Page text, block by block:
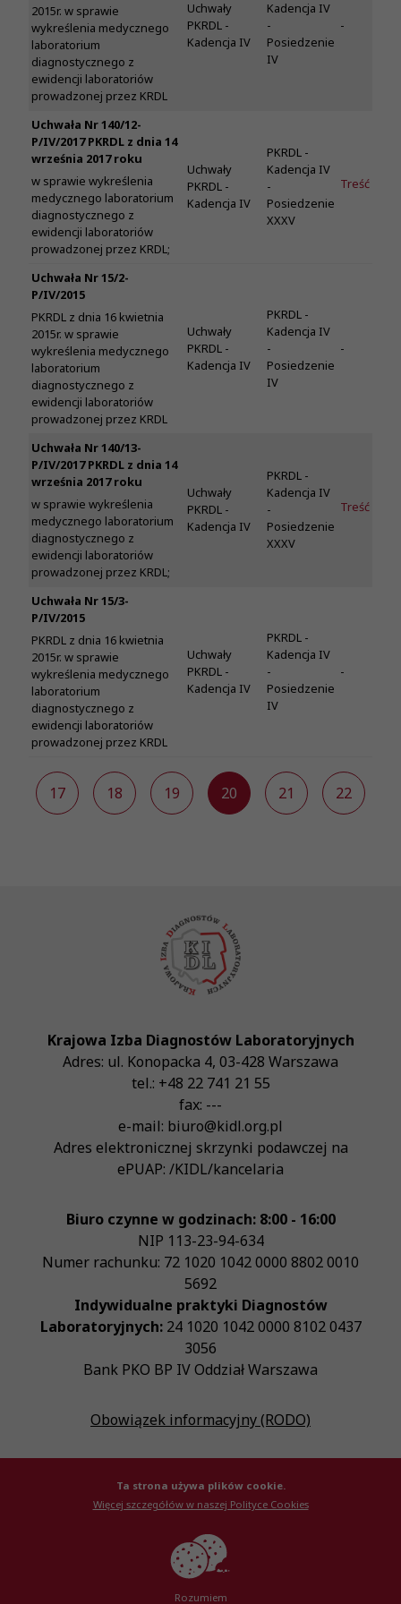
2015r. w sprawie
wykreślenia medycznego
laboratorium
diagnostycznego z
ewidencji laboratoriów
prowadzonej przez KRDL
Uchwały
PKRDL -
Kadencja IV
Kadencja IV
-
Posiedzenie
IV
-
Uchwała Nr 140/12-
P/IV/2017 PKRDL z dnia 14
września 2017 roku
w sprawie wykreślenia
medycznego laboratorium
diagnostycznego z
ewidencji laboratoriów
prowadzonej przez KRDL;
Uchwały
PKRDL -
Kadencja IV
PKRDL -
Kadencja IV
-
Posiedzenie
XXXV
Treść
Uchwała Nr 15/2-
P/IV/2015
PKRDL z dnia 16 kwietnia
2015r. w sprawie
wykreślenia medycznego
laboratorium
diagnostycznego z
ewidencji laboratoriów
prowadzonej przez KRDL
Uchwały
PKRDL -
Kadencja IV
PKRDL -
Kadencja IV
-
Posiedzenie
IV
-
Uchwała Nr 140/13-
P/IV/2017 PKRDL z dnia 14
września 2017 roku
w sprawie wykreślenia
medycznego laboratorium
diagnostycznego z
ewidencji laboratoriów
prowadzonej przez KRDL;
Uchwały
PKRDL -
Kadencja IV
PKRDL -
Kadencja IV
-
Posiedzenie
XXXV
Treść
Uchwała Nr 15/3-
P/IV/2015
PKRDL z dnia 16 kwietnia
2015r. w sprawie
wykreślenia medycznego
laboratorium
diagnostycznego z
ewidencji laboratoriów
prowadzonej przez KRDL
Uchwały
PKRDL -
Kadencja IV
PKRDL -
Kadencja IV
-
Posiedzenie
IV
-
17 18 19 20 21 22
Krajowa Izba Diagnostów Laboratoryjnych
Adres: ul. Konopacka 4, 03-428 Warszawa
tel.: +48 22 741 21 55
fax: ---
e-mail: biuro@kidl.org.pl
Adres elektronicznej skrzynki podawczej na
ePUAP: /KIDL/kancelaria
Biuro czynne w godzinach: 8:00 - 16:00
NIP 113-23-94-634
Numer rachunku: 72 1020 1042 0000 8802 0010
5692
Indywidualne praktyki Diagnostów
Laboratoryjnych:24 1020 1042 0000 8102 0437
3056
Bank PKO BP IV Oddział Warszawa
Obowiązek informacyjny (RODO)
© Krajowa Izba Diagnostów Laboratoryjnych 2026
Created by
Ta strona używa plików cookie.
Więcej szczegółów w naszej Polityce Cookies
Rozumiem